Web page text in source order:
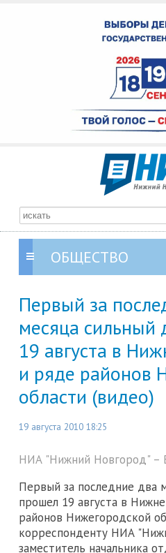
ОБЩЕСТВО
Первый за
месяца
19 августа в
и ряде районов
области (видео)
19 августа 2010 18:25
НИА "Нижний Новгород" –
Первый за последние два
прошел 19 августа в
районов Нижегородской
корреспонденту НИА
заместитель начальника